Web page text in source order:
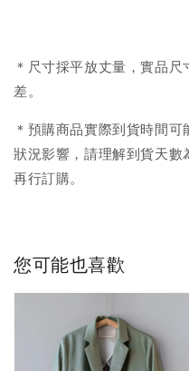
＊尺寸採平放丈量，實品
差。
＊預購商品實際到貨時間
狀況影響，請理解到貨天數
再行訂購。
您可能也喜歡